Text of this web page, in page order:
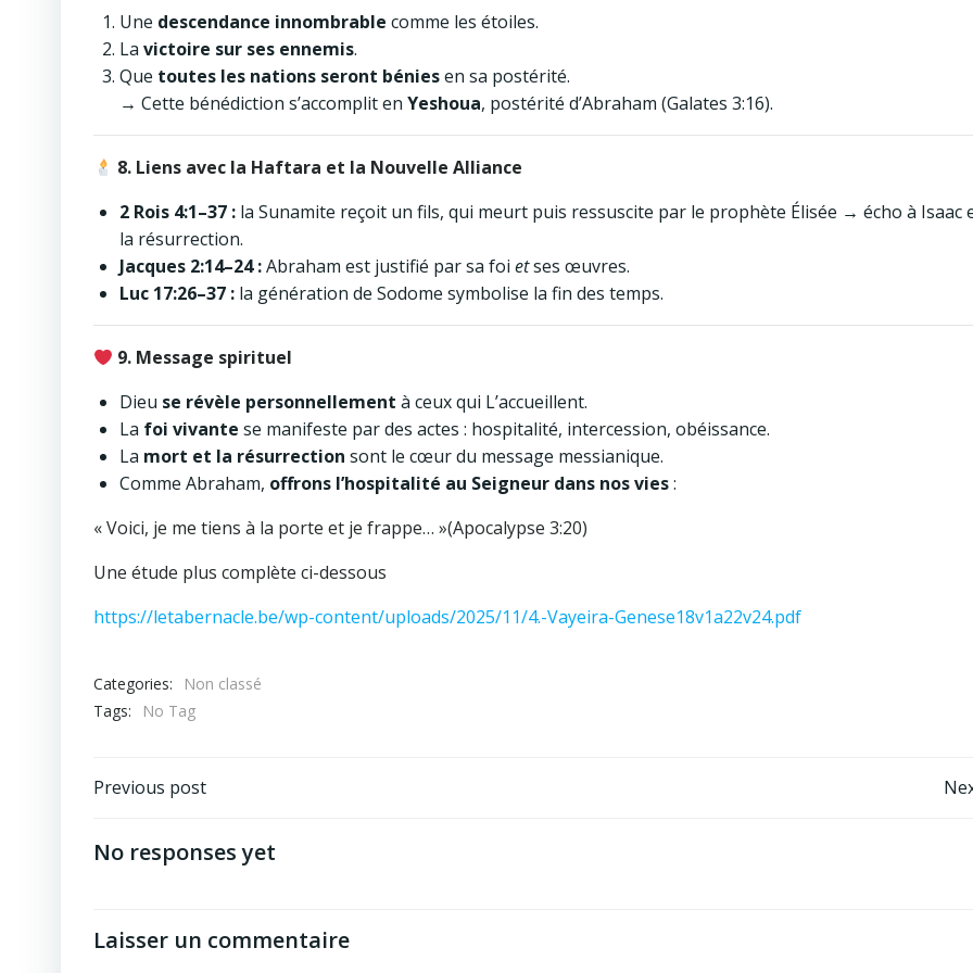
Une descendance innombrable comme les étoiles.
La victoire sur ses ennemis.
Que toutes les nations seront béniesen sa postérité.
→ Cette bénédiction s’accomplit en Yeshoua, postérité d’Abraham (Galates 3:16).
8. Liens avec la Haftara et la Nouvelle Alliance
2 Rois 4:1–37 : la Sunamite reçoit un fils, qui meurt puis ressuscite par le prophète Élisée → écho à Isaac
la résurrection.
Jacques 2:14–24 :Abraham est justifié par sa foi etses œuvres.
Luc 17:26–37 : la génération de Sodome symbolise la fin des temps.
9. Message spirituel
Dieu se révèle personnellement à ceux qui L’accueillent.
La foi vivante se manifeste par des actes : hospitalité, intercession, obéissance.
La mort et la résurrection sont le cœur du message messianique.
Comme Abraham, offrons l’hospitalité au Seigneur dans nos vies:
« Voici, je me tiens à la porte et je frappe… »(Apocalypse 3:20)
Une étude plus complète ci-dessous
https://letabernacle.be/wp-content/uploads/2025/11/4.-Vayeira-Genese18v1a22v24.pdf
Categories:
Non classé
Tags:
No Tag
Post
navigation
Previous post
No responses yet
Laisser un commentaire